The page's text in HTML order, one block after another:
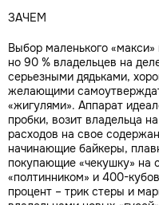
ЗАЧЕМ
Выбор маленького
но 90 % владельцев на
серьезными дядьками,
желающими
«жигулями». Аппарат
пробки, возит владельца
расходов на свое
начинающие байкеры,
покупающие «чекушку» на
«полтинником» и 400-
процент – трик стеры и